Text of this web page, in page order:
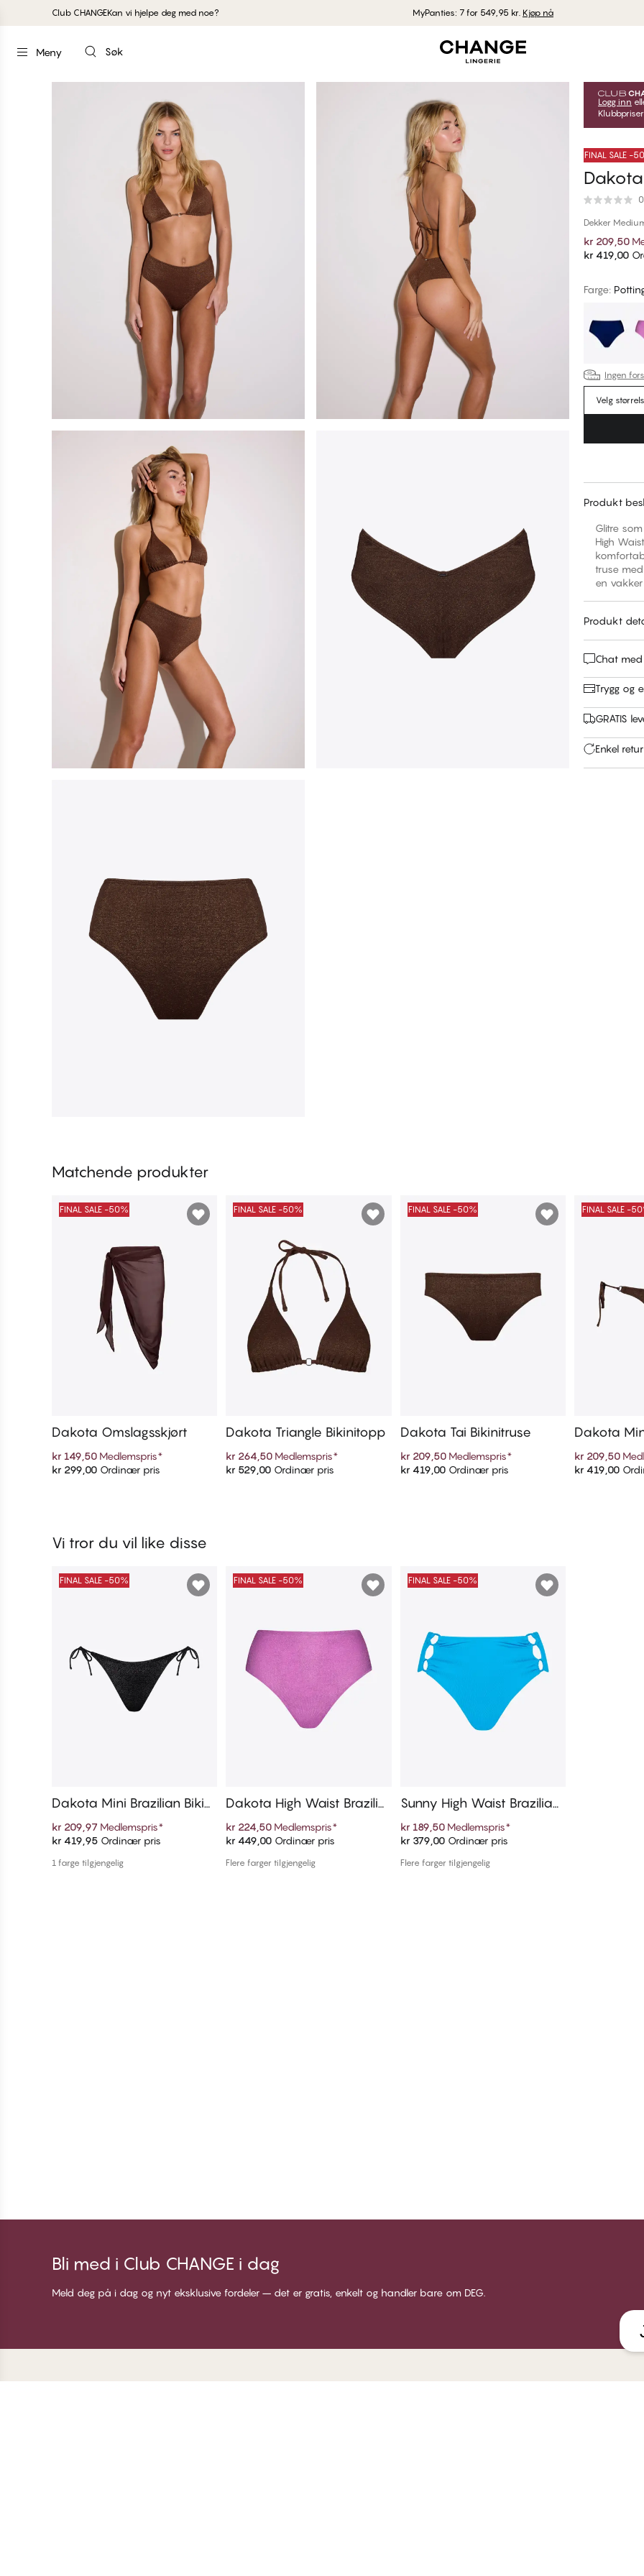
Club CHANGEKan vi hjelpe deg med noe? MyPanties: 7 for 549,95 kr. Kjøp nå
Meny Søk
Logg inn
FINAL SALE -
Dakota
Dekker
kr 209,50
kr 419,00
Farge:
Ingen
Velg
Produkt
Glitre
High
truse
en
Produkt
Chat
Trygg og
GRATIS
Enkel
Matchende produkter
Legg i handlekurven
FINAL SALE -50%
Dakota Omslagsskjørt
kr 149,50 Medlemspris*
kr 299,00 Ordinær pris Legg i handlekurven
FINAL SALE -50%
Dakota Triangle Bikinitopp
kr 264,50 Medlemspris*
kr 529,00 Ordinær pris Legg i handlekurven
FINAL SALE -50%
Dakota Tai Bikinitruse
kr 209,50 Medlemspris*
kr 419,00Ordinær pris Legg i
FINAL SALE -
Dakota
kr 209,50
kr 419,00
Vi tror du vil like disse
Legg i handlekurven
FINAL SALE -50%
Dakota Mini Brazilian Bikini
truse
kr 209,97 Medlemspris*
kr 419,95 Ordinær pris
1 farge tilgjengelig
Legg i handlekurven
FINAL SALE -50%
Dakota High Waist Brazilia
n Bikinitruse
kr 224,50 Medlemspris*
kr 449,00 Ordinær pris
Flere farger tilgjengelig
Legg i handlekurven
FINAL SALE -50%
Sunny High Waist Brazilian
Bikinitruse
kr 189,50 Medlemspris*
kr 379,00Ordinær pris
Flere farger tilgjengelig
Bli med i Club CHANGE i dag
Meld deg på i dag og nyt eksklusive fordeler – det er gratis, enkelt og handler bare om DEG.